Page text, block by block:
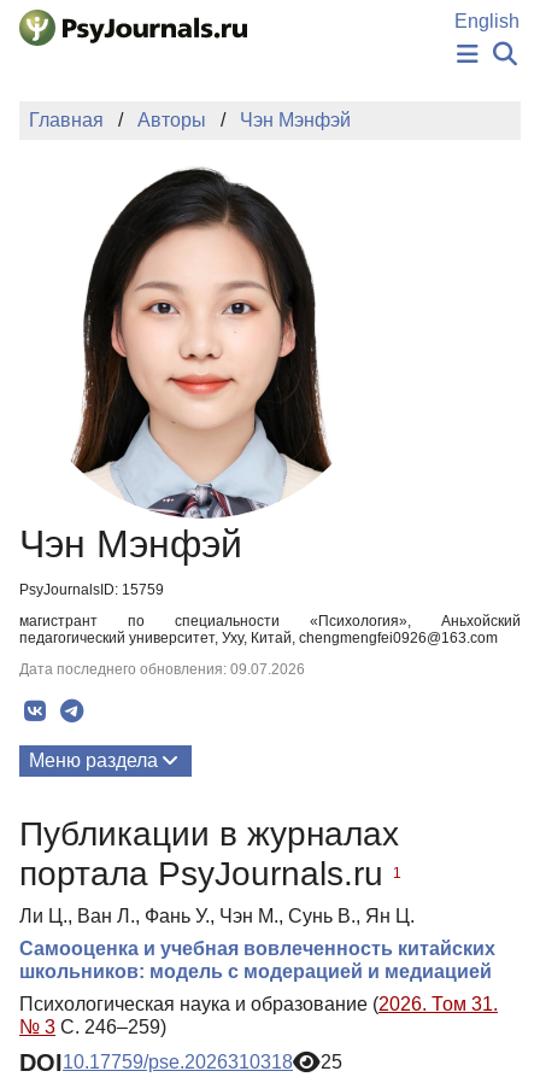
Перейти к основному содержанию
English
НОВОСТИ
ПОДАТЬ РУКОПИСЬ
БАЗА ЗНАНИЙ
КЛЮЧЕВЫЕ СЛОВА
Регистрация
Главная Авторы Чэн Мэнфэй
Чэн Мэнфэй
PsyJournalsID: 15759
магистрант по специальности «Психология», Аньхойский
педагогический университет, Уху, Китай, chengmengfei0926@163.com
Дата последнего обновления: 09.07.2026
Меню раздела
Публикации в журналах
портала PsyJournals.ru
1
Ли Ц., Ван Л., Фань У., Чэн М., Сунь В., Ян Ц.
Самооценка и учебная вовлеченность китайских
школьников: модель с модерацией и медиацией
Психологическая наука и образование (2026. Том 31.
№ 3 С. 246–259)
DOI10.17759/pse.2026310318 25